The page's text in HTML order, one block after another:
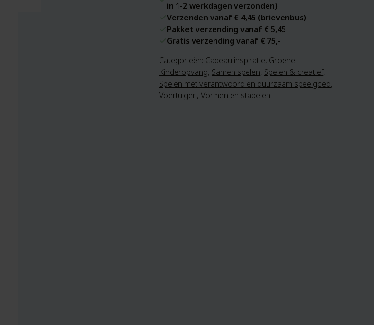
in 1-2 werkdagen verzonden)
Verzenden vanaf € 4,45 (brievenbus)
Pakket verzending vanaf € 5,45
Gratis verzending vanaf € 75,-
Categorieën: Cadeau inspiratie, Groene
Kinderopvang, Samen spelen, Spelen & creatief,
Spelen met verantwoord en duurzaam speelgoed,
Voertuigen, Vormen en stapelen